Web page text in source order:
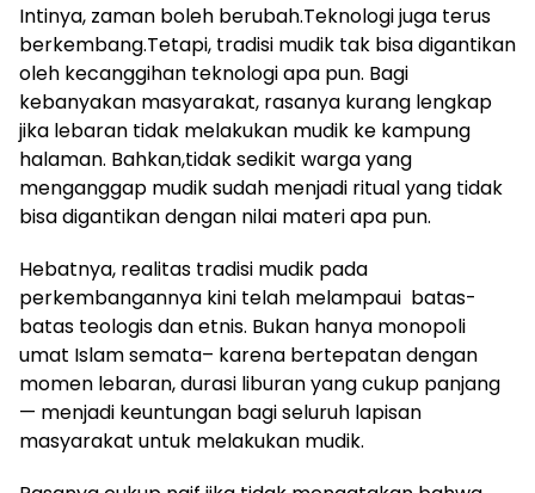
Intinya, zaman boleh berubah.Teknologi juga terus
berkembang.Tetapi, tradisi mudik tak bisa digantikan
oleh kecanggihan teknologi apa pun. Bagi
kebanyakan masyarakat, rasanya kurang lengkap
jika lebaran tidak melakukan mudik ke kampung
halaman. Bahkan,tidak sedikit warga yang
menganggap mudik sudah menjadi ritual yang tidak
bisa digantikan dengan nilai materi apa pun.
Hebatnya, realitas tradisi mudik pada
perkembangannya kini telah melampaui batas-
batas teologis dan etnis. Bukan hanya monopoli
umat Islam semata– karena bertepatan dengan
momen lebaran, durasi liburan yang cukup panjang
— menjadi keuntungan bagi seluruh lapisan
masyarakat untuk melakukan mudik.